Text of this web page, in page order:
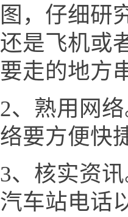
图，仔细研
还是飞机或
要走的地方
2、熟用网
络要方便快
3、核实资
汽车站电话